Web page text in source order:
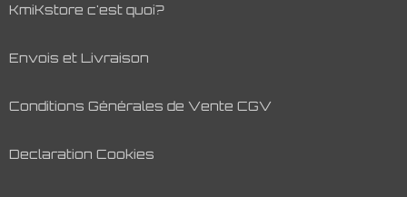
KmiKstore c'est quoi?
Envois et Livraison
Conditions Générales de Vente CGV
Declaration Cookies